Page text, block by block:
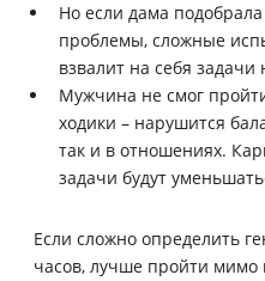
Но если дама
проблемы, сложные
взвалит на себя задачи
Мужчина не смог
ходики – нарушится
так и в отношениях.
задачи будут
Если сложно определить
часов, лучше пройти мимо